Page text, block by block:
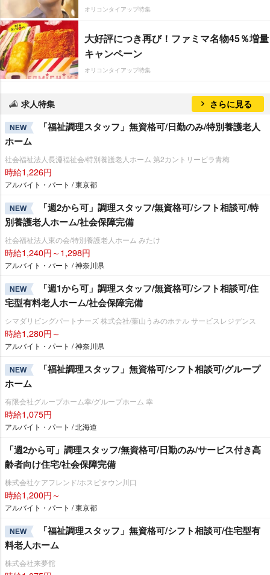
オリコンタイアップ特集
大好評につき再び！ファミマ名物45％増量
キャンペーン
オリコンタイアップ特集
求人特集 さらに見る
NEW
「福祉調理スタッフ」無資格可/日勤のみ/特別養護老人
ホーム
社会福祉法人長淵福祉会/特別養護老人ホーム 第2カントリービラ青梅
時給1,226円
アルバイト・パート / 東京都
NEW
「週2から可」調理スタッフ/無資格可/シフト相談可/特
別養護老人ホーム/社会保障完備
社会福祉法人東の会/特別養護老人ホーム みたけ
時給1,240円～1,298円
アルバイト・パート / 神奈川県
NEW
「週1から可」調理スタッフ/無資格可/シフト相談可/住
宅型有料老人ホーム/社会保障完備
シマダリビングパートナーズ 株式会社/葉山うみのホテル サービスレジデンス
時給1,280円～
アルバイト・パート / 神奈川県
NEW
「福祉調理スタッフ」無資格可/シフト相談可/グループ
ホーム
有限会社グループホーム幸/グループホーム 幸
時給1,075円
アルバイト・パート / 北海道
「週2から可」調理スタッフ/無資格可/日勤のみ/サービス付き高
齢者向け住宅/社会保障完備
株式会社ケアフレンド/ホスピタウン川口
時給1,200円～
アルバイト・パート / 東京都
NEW
「福祉調理スタッフ」無資格可/シフト相談可/住宅型有
料老人ホーム
株式会社来夢舘